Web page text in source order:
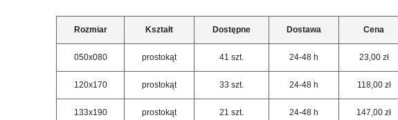
Rozmiar Kształt Dostępne Dostawa Cena
050x080 prostokąt 41 szt. 24-48 h 23,00 zł
120x170 prostokąt 33 szt. 24-48 h 118,00 zł
133x190 prostokąt 21 szt. 24-48 h 147,00 zł